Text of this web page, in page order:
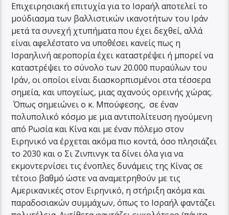
Επιχειρησιακή επιτυχία για το Ισραήλ αποτελεί το
μούδιασμα των βαλλιστικών ικανοτήτων του Ιράν
μετά τα συνεχή χτυπήματα που έχει δεχθεί, αλλά
είναι αφελέστατο να υποθέσει κανείς πως η
Ισραηλινή αεροπορία έχει καταστρέψει ή μπορεί να
καταστρέψει το σύνολο των 20.000 πυραύλων του
Ιράν, οι οποίοι είναι διασκορπισμένοι στα τέσσερα
σημεία, και υπογείως, μιας αχανούς ορεινής χώρας.
Όπως σημειώνει ο κ. Μπούφεσης, σε έναν
πολυπολικό κόσμο με μια αντιπολίτευση ηγούμενη
από Ρωσία και Κίνα και με έναν πόλεμο στον
Ειρηνικό να έρχεται ακόμα πιο κοντά, όσο πλησιάζει
το 2030 και ο Σι Ζινπινγκ τα δίνει όλα για να
εκμοντερνίσει τις ένοπλες δυνάμεις της Κίνας σε
τέτοιο βαθμό ώστε να αναμετρηθούν με τις
Αμερικανικές στον Ειρηνικό, η στήριξη ακόμα και
παραδοσιακών συμμάχων, όπως το Ισραήλ φαντάζει